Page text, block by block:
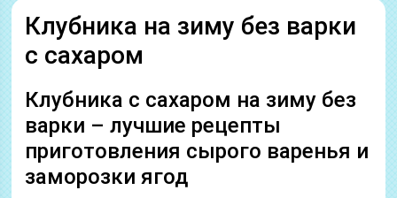
Клубника на зиму без варки
с сахаром
Клубника с сахаром на зиму без
варки – лучшие рецепты
приготовления сырого варенья и
заморозки ягод